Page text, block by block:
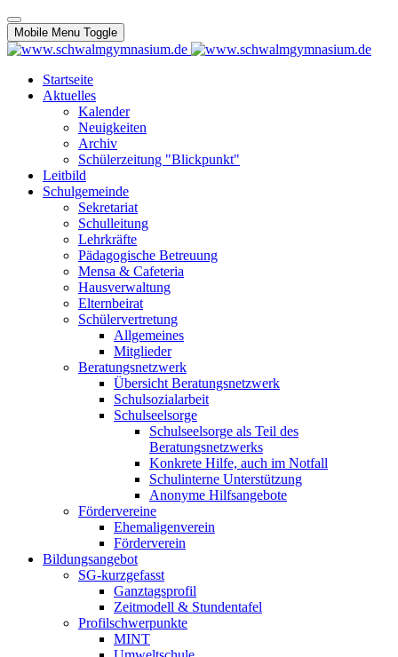
Mobile Menu Toggle
Startseite
Aktuelles
Kalender
Neuigkeiten
Archiv
Schülerzeitung "Blickpunkt"
Leitbild
Schulgemeinde
Sekretariat
Schulleitung
Lehrkräfte
Pädagogische Betreuung
Mensa & Cafeteria
Hausverwaltung
Elternbeirat
Schülervertretung
Allgemeines
Mitglieder
Beratungsnetzwerk
Übersicht Beratungsnetzwerk
Schulsozialarbeit
Schulseelsorge
Schulseelsorge als Teil des
Beratungsnetzwerks
Konkrete Hilfe, auch im Notfall
Schulinterne Unterstützung
Anonyme Hilfsangebote
Fördervereine
Ehemaligenverein
Förderverein
Bildungsangebot
SG-kurzgefasst
Ganztagsprofil
Zeitmodell & Stundentafel
Profilschwerpunkte
MINT